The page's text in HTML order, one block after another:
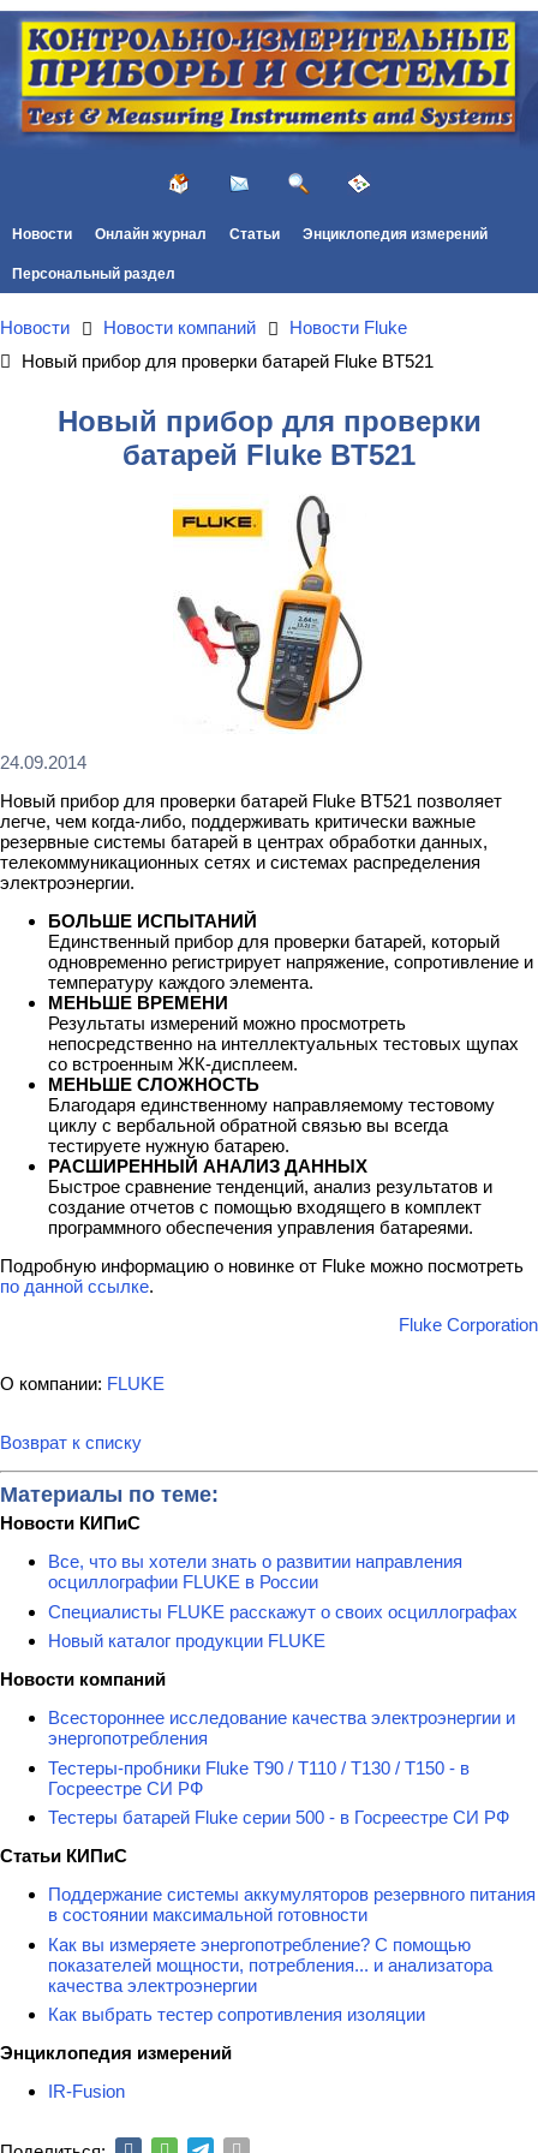
Новости Онлайн журнал Статьи Энциклопедия измерений
Персональный раздел
Новости Новости компаний
Новости Fluke
Новый прибор для проверки батарей Fluke BT521
Новый прибор для проверки
батарей Fluke BT521
24.09.2014
Новый прибор для проверки батарей Fluke BT521 позволяет
легче, чем когда-либо, поддерживать критически важные
резервные системы батарей в центрах обработки данных,
телекоммуникационных сетях и системах распределения
электроэнергии.
БОЛЬШЕ ИСПЫТАНИЙ
Единственный прибор для проверки батарей, который
одновременно регистрирует напряжение, сопротивление и
температуру каждого элемента.
МЕНЬШЕ ВРЕМЕНИ
Результаты измерений можно просмотреть
непосредственно на интеллектуальных тестовых щупах
со встроенным ЖК-дисплеем.
МЕНЬШЕ СЛОЖНОСТЬ
Благодаря единственному направляемому тестовому
циклу с вербальной обратной связью вы всегда
тестируете нужную батарею.
РАСШИРЕННЫЙ АНАЛИЗ ДАННЫХ
Быстрое сравнение тенденций, анализ результатов и
создание отчетов с помощью входящего в комплект
программного обеспечения управления батареями.
Подробную информацию о новинке от Fluke можно посмотреть
по данной ссылке.
Fluke Corporation
О компании: FLUKE
Возврат к списку
Материалы по теме:
Новости КИПиС
Все, что вы хотели знать о развитии направления
осциллографии FLUKE в России
Специалисты FLUKE расскажут о своих осциллографах
Новый каталог продукции FLUKE
Новости компаний
Всестороннее исследование качества электроэнергии и
энергопотребления
Тестеры-пробники Fluke T90 / T110 / T130 / T150 - в
Госреестре СИ РФ
Тестеры батарей Fluke серии 500 - в Госреестре СИ РФ
Статьи КИПиС
Поддержание системы аккумуляторов резервного питания
в состоянии максимальной готовности
Как вы измеряете энергопотребление? С помощью
показателей мощности, потребления... и анализатора
качества электроэнергии
Как выбрать тестер сопротивления изоляции
Энциклопедия измерений
IR-Fusion